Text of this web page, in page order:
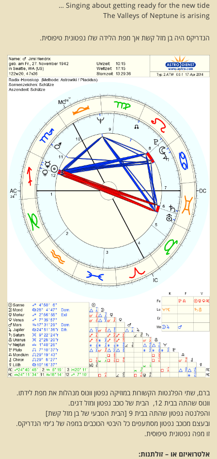
Singing about getting ready for the new tide …
The Valleys of Neptune is arising
הנדריקס היה בן מזל קשת אך מפת הלידה שלו נפטונית טיפוסית.
ברם, שתי הפלנטות הקשורות במוזיקה נפטון וונוס מנהלות את מפת לידתו.
וונוס שהתה בבית 12, הבית של כוכב נפטון ומזל דגים.
והפלנטה נפטון שהתה בבית 9 [הבית הטבעי של בן מזל קשת]
ובעצם מכוכב נפטון מסתעפים כל היבטי הכוכבים במפה של ג'ימי הנדריקס.
זו מפה נפטונית טיפוסית.
אלטרואיזם או – זולתנות: